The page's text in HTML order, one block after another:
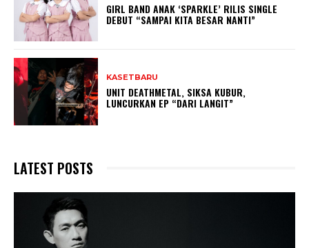
GIRL BAND ANAK ‘SPARKLE’ RILIS SINGLE
DEBUT “SAMPAI KITA BESAR NANTI”
KASETBARU
UNIT DEATHMETAL, SIKSA KUBUR,
LUNCURKAN EP “DARI LANGIT”
LATEST POSTS